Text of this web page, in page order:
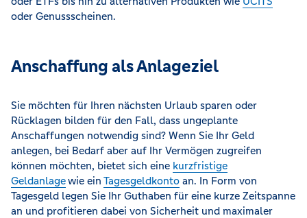
oder Genussscheinen.
Anschaffung als Anlageziel
Sie möchten für Ihren nächsten Urlaub sparen oder
Rücklagen bilden für den Fall, dass ungeplante
Anschaffungen notwendig sind? Wenn Sie Ihr Geld
anlegen, bei Bedarf aber auf Ihr Vermögen zugreifen
können möchten, bietet sich eine kurzfristige
Geldanlagewie ein Tagesgeldkonto an. In Form von
Tagesgeld legen Sie Ihr Guthaben für eine kurze Zeitspanne
an und profitieren dabei von Sicherheit und maximaler